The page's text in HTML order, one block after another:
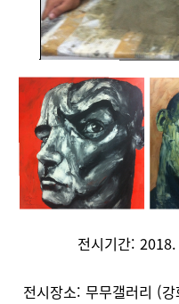
전시기간:
전시장소: 무무갤러리 (